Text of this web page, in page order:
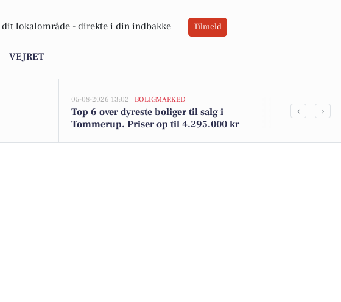
dit lokalområde - direkte i din indbakke Tilmeld
VEJRET
05-08-2026 13:02 | BOLIGMARKED
Top 6 over dyreste boliger til salg i
Tommerup. Priser op til 4.295.000 kr
‹ ›